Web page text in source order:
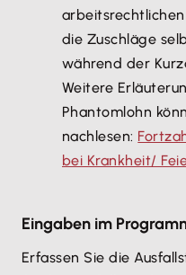
die Zuschläge
während der
Weitere
Phantomlohn
nachlesen:
bei Krankheit/
Eingaben im
Erfassen Sie die